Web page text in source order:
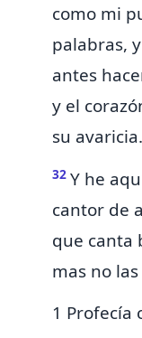
como mi
palabras,
antes
y el
su avaricia.
32 Y he
cantor de
que canta
mas no
1 Profecía